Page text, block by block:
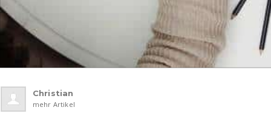
Christian
mehr Artikel